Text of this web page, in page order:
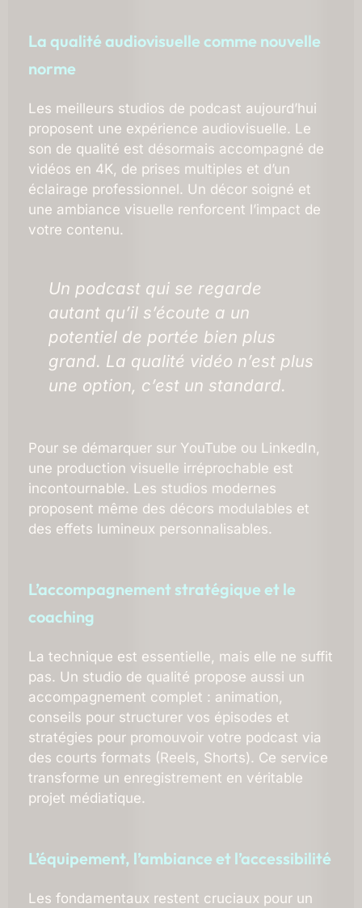
La qualité audiovisuelle comme nouvelle
norme
Les meilleurs studios de podcast aujourd’hui
proposent une expérience audiovisuelle. Le
son de qualité est désormais accompagné de
vidéos en 4K, de prises multiples et d’un
éclairage professionnel. Un décor soigné et
une ambiance visuelle renforcent l’impact de
votre contenu.
Un podcast qui se regarde
autant qu’il s’écoute a un
potentiel de portée bien plus
grand. La qualité vidéo n’est plus
une option, c’est un standard.
Pour se démarquer sur YouTube ou LinkedIn,
une production visuelle irréprochable est
incontournable. Les studios modernes
proposent même des décors modulables et
des effets lumineux personnalisables.
L’accompagnement stratégique et le
coaching
La technique est essentielle, mais elle ne suffit
pas. Un studio de qualité propose aussi un
accompagnement complet : animation,
conseils pour structurer vos épisodes et
stratégies pour promouvoir votre podcast via
des courts formats (Reels, Shorts). Ce service
transforme un enregistrement en véritable
projet médiatique.
L’équipement, l’ambiance et l’accessibilité
Les fondamentaux restent cruciaux pour un